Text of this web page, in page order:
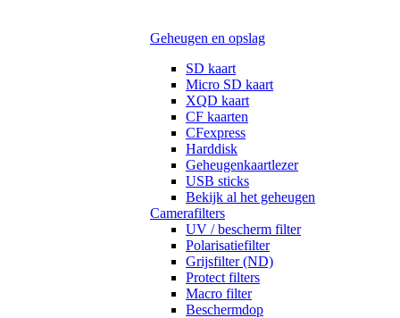
Geheugen en opslag
SD kaart
Micro SD kaart
XQD kaart
CF kaarten
CFexpress
Harddisk
Geheugenkaartlezer
USB sticks
Bekijk al het geheugen
Camerafilters
UV / bescherm filter
Polarisatiefilter
Grijsfilter (ND)
Protect filters
Macro filter
Beschermdop